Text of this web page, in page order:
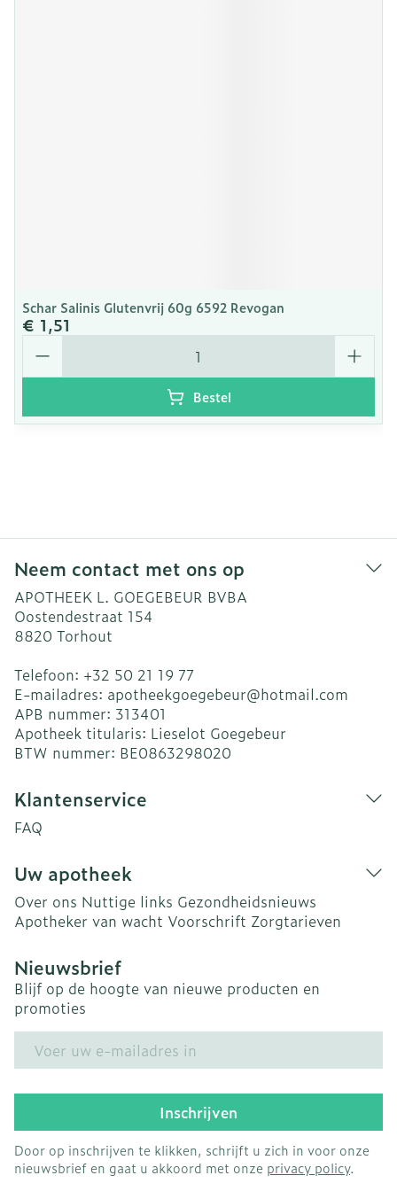
Schar Salinis Glutenvrij 60g 6592 Revogan
€ 1,51
Aantal
Bestel
Neem contact met ons op
APOTHEEK L. GOEGEBEUR BVBA
Oostendestraat 154
8820 Torhout
Telefoon: +32 50 21 19 77
E-mailadres: apotheekgoegebeur@hotmail.com
APB nummer: 313401
Apotheek titularis: Lieselot Goegebeur
BTW nummer: BE0863298020
Klantenservice
FAQ
Uw apotheek
Over ons Nuttige links Gezondheidsnieuws
Apotheker van wacht Voorschrift Zorgtarieven
Nieuwsbrief
Blijf op de hoogte van nieuwe producten en
promoties
Inschrijven
Door op inschrijven te klikken, schrijft u zich in voor onze
nieuwsbrief en gaat u akkoord met onze privacy policy.